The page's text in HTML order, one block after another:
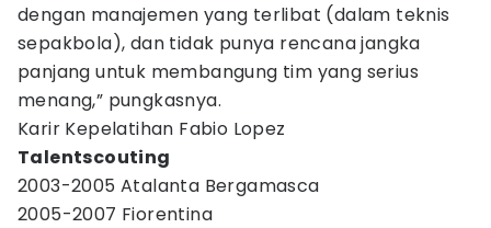
dengan manajemen yang terlibat (dalam teknis
sepakbola), dan tidak punya rencana jangka
panjang untuk membangung tim yang serius
menang,” pungkasnya.
Karir Kepelatihan Fabio Lopez
Talentscouting
2003-2005 Atalanta Bergamasca
2005-2007 Fiorentina